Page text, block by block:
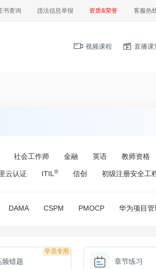
书查询 违法信息举报 资质&荣誉 客服热
视频课程 直播课
社会工作师 金融 英语 教师资格
云认证 ITIL ® 信创 初级注册安全工
DAMA CSPM PMOCP 华为项目管
学员专用
频错题 章节练习